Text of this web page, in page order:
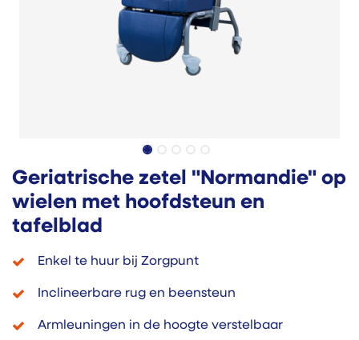
Geriatrische zetel "Normandie" op
wielen met hoofdsteun en
tafelblad
Enkel te huur bij Zorgpunt
Inclineerbare rug en beensteun
Armleuningen in de hoogte verstelbaar